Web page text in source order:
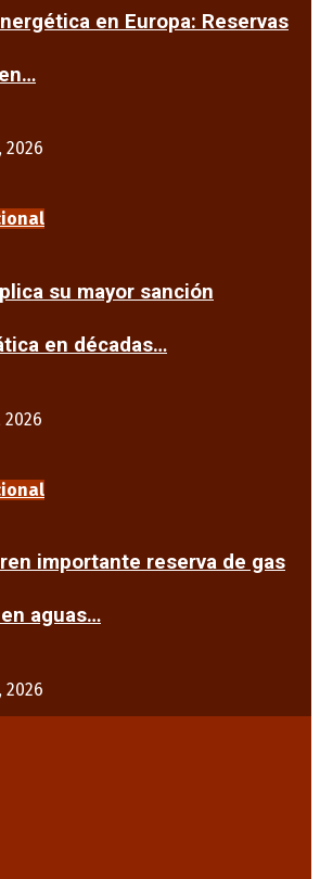
en Europa: Reservas
2026
su mayor sanción
en décadas…
importante reserva de gas
aguas…
2026